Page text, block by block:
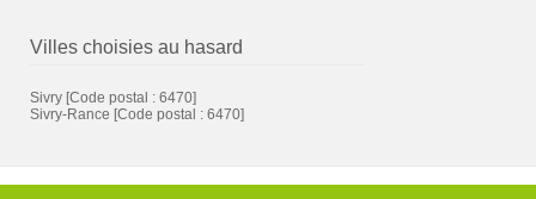
Villes choisies au hasard
Sivry [Code postal : 6470]
Sivry-Rance [Code postal : 6470]